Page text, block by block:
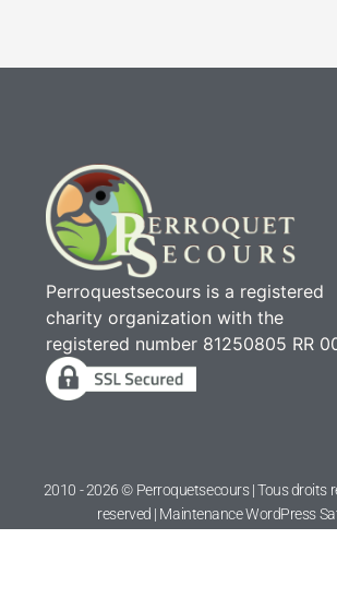
Perroquestsecours is a registered
charity organization with the
registered number 81250805 RR
2010 - 2026 © Perroquetsecours | Tous droits
reserved | Maintenance WordPress